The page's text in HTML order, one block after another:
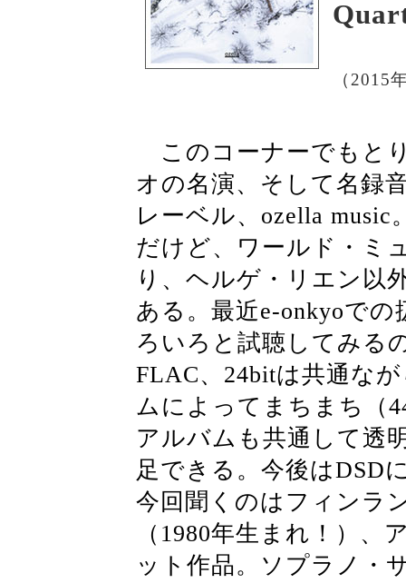
（2015
このコーナーでもと
オの名演、そして名録
レーベル、ozella
だけど、ワールド・ミ
り、ヘルゲ・リエン以
ある。最近e-onkyoで
ろいろと試聴してみる
FLAC、24bitは共通な
ムによってまちまち（
アルバムも共通して透
足できる。今後はDSD
今回聞くのはフィンラ
（1980年生まれ！）
ット作品。ソプラノ・